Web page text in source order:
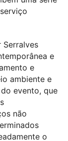
Serralves
e
e
ambiente e
evento, que
não
o